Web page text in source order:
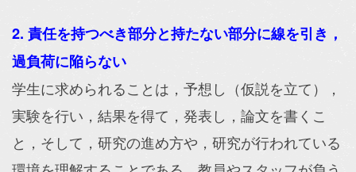
2. 責任を持つべき部分と持たない部分に線を引き，
過負荷に陥らない
学生に求められることは，予想し（仮説を立て），
実験を行い，結果を得て，発表し，論文を書くこ
と，そして，研究の進め方や，研究が行われている